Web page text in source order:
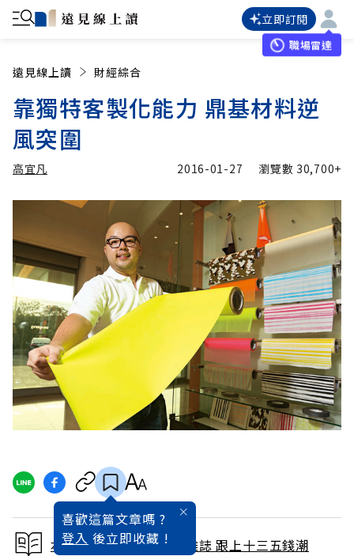
立即訂閱
職場雷達
遠見線上讀 財經綜合
靠獨特客製化能力 鼎基材料逆
風突圍
高宜凡
高宜凡 加入追蹤
2016-01-27 瀏覽數 30,700+
喜歡這篇文章嗎 ?
登入 後立即收藏 !
本文出自 2016 / 2月號雜誌 跟上十三五錢潮